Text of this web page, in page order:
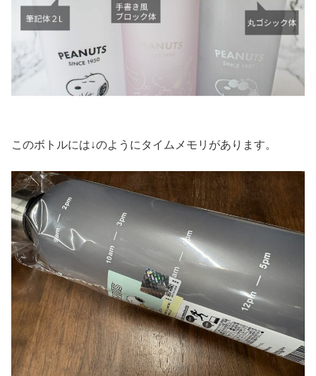
このボトルには↓のようにタイムメモリがあります。